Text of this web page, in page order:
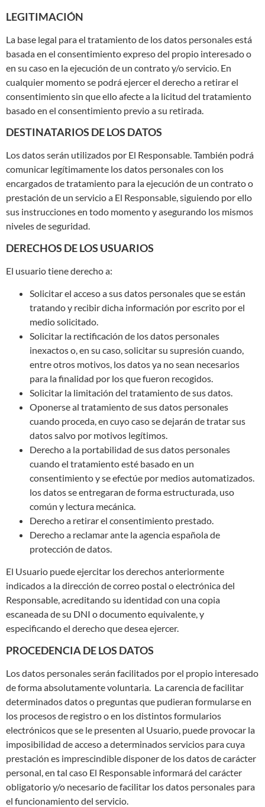
LEGITIMACIÓN
La base legal para el tratamiento de los datos personales está
basada en el consentimiento expreso del propio interesado o
en su caso en la ejecución de un contrato y/o servicio. En
cualquier momento se podrá ejercer el derecho a retirar el
consentimiento sin que ello afecte a la licitud del tratamiento
basado en el consentimiento previo a su retirada.
DESTINATARIOS DE LOS DATOS
Los datos serán utilizados por El Responsable. También podrá
comunicar legítimamente los datos personales con los
encargados de tratamiento para la ejecución de un contrato o
prestación de un servicio a El Responsable, siguiendo por ello
sus instrucciones en todo momento y asegurando los mismos
niveles de seguridad.
DERECHOS DE LOS USUARIOS
El usuario tiene derecho a:
Solicitar el acceso a sus datos personales que se están
tratando y recibir dicha información por escrito por el
medio solicitado.
Solicitar la rectificación de los datos personales
inexactos o, en su caso, solicitar su supresión cuando,
entre otros motivos, los datos ya no sean necesarios
para la finalidad por los que fueron recogidos.
Solicitar la limitación del tratamiento de sus datos.
Oponerse al tratamiento de sus datos personales
cuando proceda, en cuyo caso se dejarán de tratar sus
datos salvo por motivos legítimos.
Derecho a la portabilidad de sus datos personales
cuando el tratamiento esté basado en un
consentimiento y se efectúe por medios automatizados.
los datos se entregaran de forma estructurada, uso
común y lectura mecánica.
Derecho a retirar el consentimiento prestado.
Derecho a reclamar ante la agencia española de
protección de datos.
El Usuario puede ejercitar los derechos anteriormente
indicados a la dirección de correo postal o electrónica del
Responsable, acreditando su identidad con una copia
escaneada de su DNI o documento equivalente, y
especificando el derecho que desea ejercer.
PROCEDENCIA DE LOS DATOS
Los datos personales serán facilitados por el propio interesado
de forma absolutamente voluntaria. La carencia de facilitar
determinados datos o preguntas que pudieran formularse en
los procesos de registro o en los distintos formularios
electrónicos que se le presenten al Usuario, puede provocar la
imposibilidad de acceso a determinados servicios para cuya
prestación es imprescindible disponer de los datos de carácter
personal, en tal caso El Responsable informará del carácter
obligatorio y/o necesario de facilitar los datos personales para
el funcionamiento del servicio.